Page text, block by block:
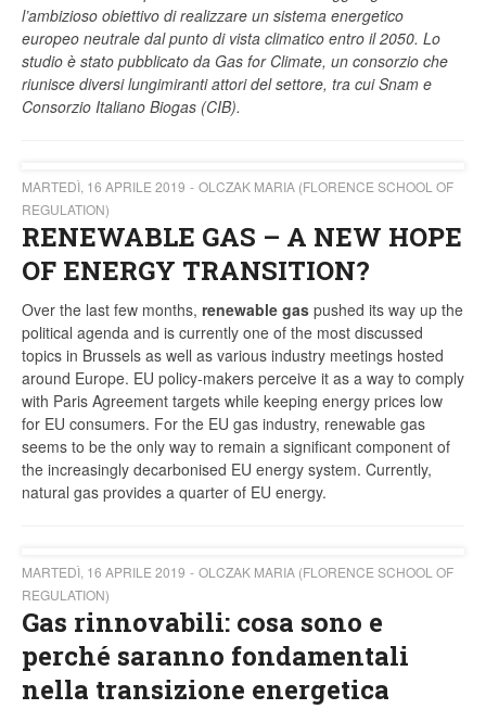
l’ambizioso obiettivo di realizzare un sistema energetico
europeo neutrale dal punto di vista climatico entro il 2050. Lo
studio è stato pubblicato da Gas for Climate, un consorzio che
riunisce diversi lungimiranti attori del settore, tra cui Snam e
Consorzio Italiano Biogas (CIB).
MARTEDÌ, 16 APRILE 2019
OLCZAK MARIA (FLORENCE SCHOOL OF
REGULATION)
RENEWABLE GAS – A NEW HOPE
OF ENERGY TRANSITION?
Over the last few months, renewable gas pushed its way up the
political agenda and is currently one of the most discussed
topics in Brussels as well as various industry meetings hosted
around Europe. EU policy-makers perceive it as a way to comply
with Paris Agreement targets while keeping energy prices low
for EU consumers. For the EU gas industry, renewable gas
seems to be the only way to remain a significant component of
the increasingly decarbonised EU energy system. Currently,
natural gas provides a quarter of EU energy.
MARTEDÌ, 16 APRILE 2019
OLCZAK MARIA (FLORENCE SCHOOL OF
REGULATION)
Gas rinnovabili: cosa sono e
perché saranno fondamentali
nella transizione energetica